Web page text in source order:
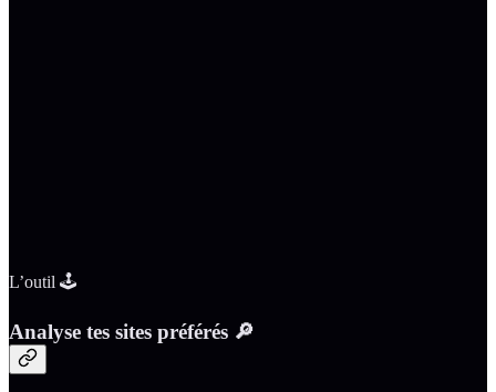
L’outil 🕹
Analyse tes sites préférés 🔎